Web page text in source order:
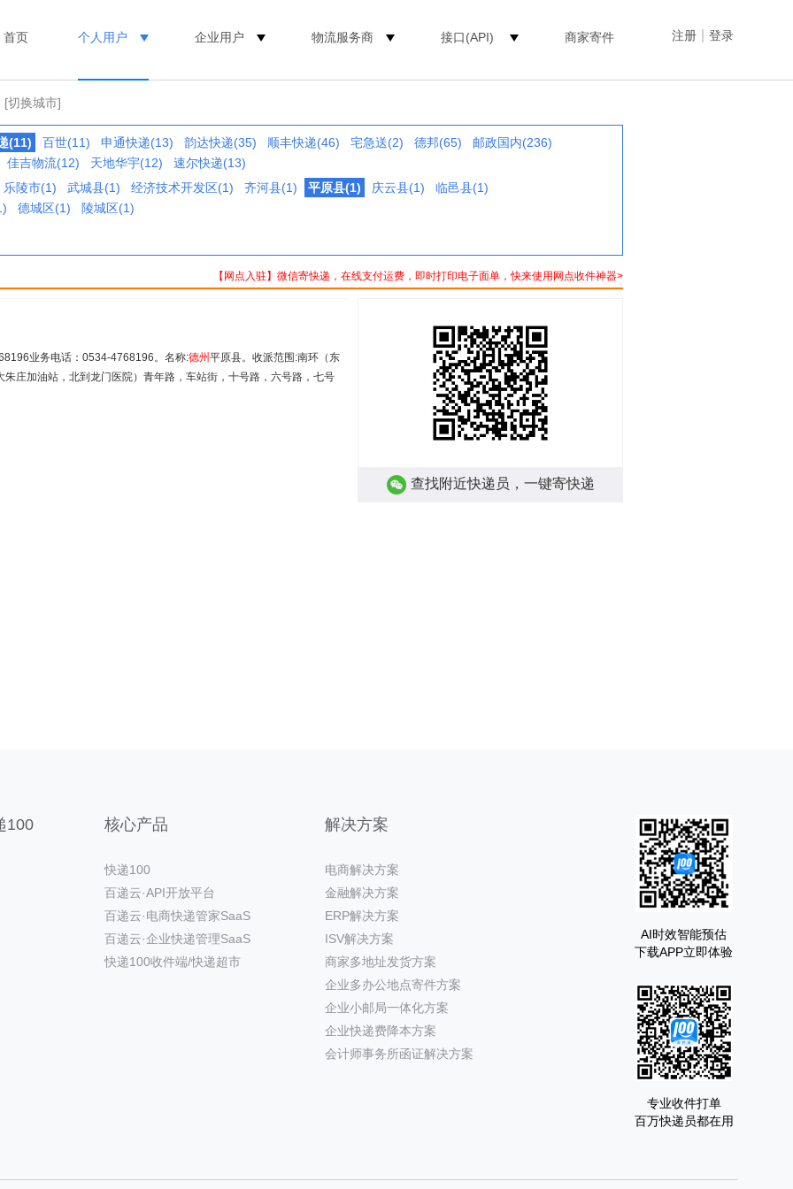
注册 登录
首页 个人用户 企业用户 物流服务商 接口(API) 商家寄件
[切换城市]
(11) 百世(11) 申通快递(13) 韵达快递(35) 顺丰快递(46) 宅急送(2) 德邦(65)
邮政国内(236)
佳吉物流(12) 天地华宇(12)
速尔快递(13)
乐陵市(1) 武城县(1) 经济技术开发区(1) 齐河县(1) 平原县(1) 庆云县(1)
临邑县(1)
德城区(1)
陵城区(1)
【网点入驻】微信寄快递，在线支付运费，即时打印电子面单，快来使用网点收件神器>
业务电话：0534-4768196。名称:德州平原县。收派范围:南环（东
庄加油站，北到龙门医院）青年路，车站街，十号路，六号路，七号
查找附近快递员，一键寄快递
100 核心产品
快递100
百递云·API开放平台
百递云·电商快递管家SaaS
百递云·企业快递管理SaaS
快递100收件端/快递超市
解决方案
电商解决方案
金融解决方案
ERP解决方案
ISV解决方案
商家多地址发货方案
企业多办公地点寄件方案
企业小邮局一体化方案
企业快递费降本方案
会计师事务所函证解决方案
AI时效智能预估
下载APP立即体验
专业收件打单
百万快递员都在用